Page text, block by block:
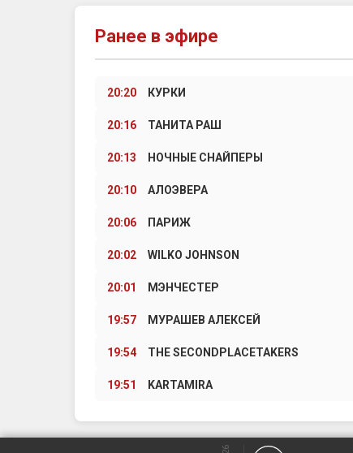
Ранее в эфире
20:20 КУРКИ
20:16 ТАНИТА РАШ
20:13 НОЧНЫЕ СНАЙПЕРЫ
20:10 АЛОЭВЕРА
20:06 ПАРИЖ
20:02 WILKO JOHNSON
20:01 МЭНЧЕСТЕР
19:57 МУРАШЕВ АЛЕКСЕЙ
19:54 THE SECONDPLACETAKERS
19:51 KARTAMIRA